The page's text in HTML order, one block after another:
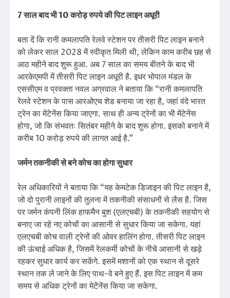
7 साल बाद भी 10 करोड़ रुपये की पिट लाइन अधूरी
बता दें कि रानी कमलापति रेलवे स्टेशन पर तीसरी पिट लाइन बनाने
को लेकर साल 2028 में स्वीकृत मिली थी, लेकिन काम करीब छह से
आठ महीने बाद शुरू हुआ. अब 7 साल का समय बीतने के बाद भी
आरकेएमपी में तीसरी पिट लाइन अधूरी है. इधर भोपाल मंडल के
एससीएम व प्रवक्ता नवल अग्रवाल ने बताया कि “रानी कमलापति
रेलवे स्टेशन के पास आरओएच शेड बनाया जा रहा है, जहां वंदे भारत
ट्रेन का मेंटेनेंस किया जाएगा. साथ ही अन्य ट्रेनों का भी मेंटेनेंस
होगा, जो कि संभवतः सितंबर महीने के बाद शुरू होगा. इसको बनाने में
करीब 10 करोड़ रुपये की लागत आई है.”
जर्मन तकनीकी से बने कोच का होगा सुधार
रेल अधिकारियों ने बताया कि “यह केमटेक डिजाइन की पिट लाइन है,
जो दो पुरानी लाइनों की तुलना में तकनीकी संसाधनों से लैस है. जिस
पर जर्मन कंपनी लिंक हाफमैन बुश (एलएचबी) के तकनीकी सहयोग से
बनाए जा रहे नए कोचों का आसानी से सुधार किया जा सकेगा. यहां
एलएचबी कोच वाली ट्रेनों की ओवर हालिंग होगा. तीसरी पिट लाइन
की ऊंचाई अधिक है, जिसमें रेलकर्मी कोचों के नीचे आसानी से खड़े
रहकर सुधार कार्य कर सकेंगे. इसमें मशानों को एक स्थान से दूसरे
स्थान तक ले जाने के लिए पाथ-वे बने हुए हैं. इस पिट लाइन में कम
समय से अधिक ट्रेनों का मेटेंनेंस किया जा सकेगा.